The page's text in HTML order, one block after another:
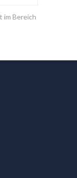
im Bereich